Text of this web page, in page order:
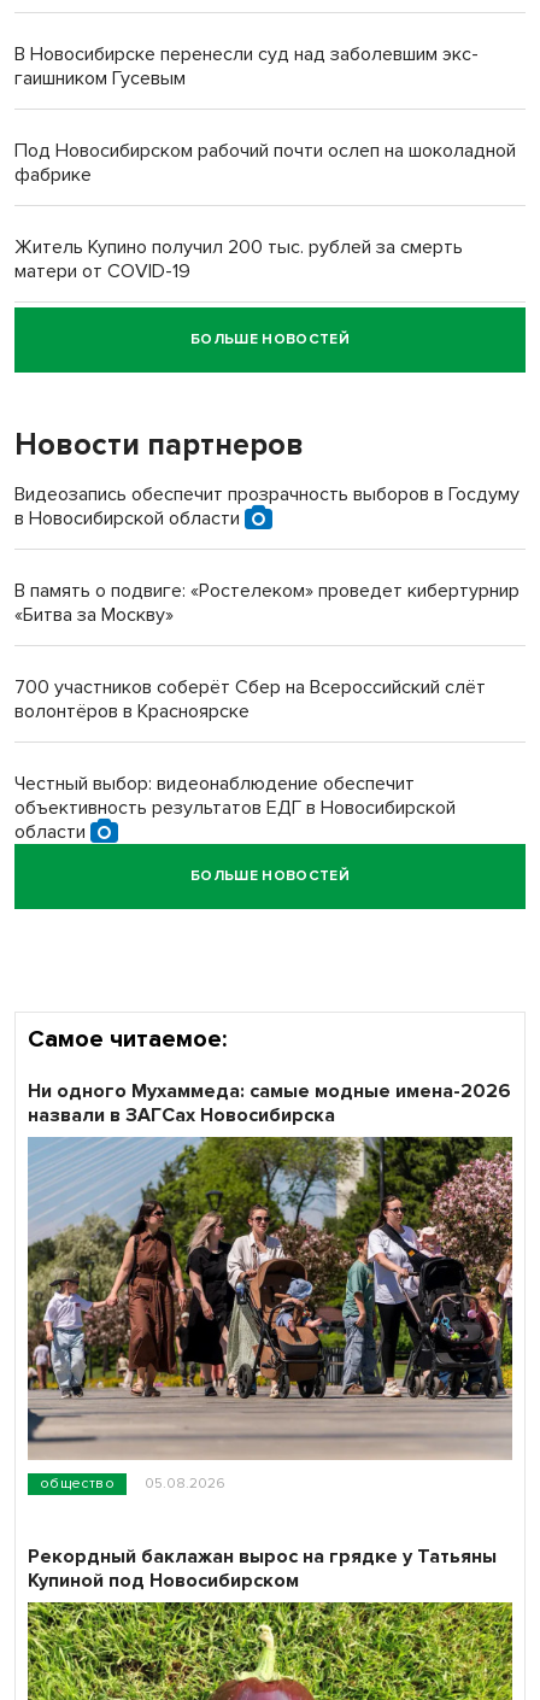
В Новосибирске перенесли суд над заболевшим экс-
гаишником Гусевым
Под Новосибирском рабочий почти ослеп на шоколадной
фабрике
Житель Купино получил 200 тыс. рублей за смерть
матери от COVID-19
Новосибирский суд наказал водителя за смерть
пенсионерки на вокзале
«Мы живём на пастбище!»: в новосибирском селе лошади
терроризируют жителей
Инвалид получил условный срок за избиение врачей
Новосибирский преподаватель с женой вошли в топ-16
Обновлённое отделение ВТБ открылось в Искитиме
БОЛЬШЕ НОВОСТЕЙ
Новости партнеров
Видеозапись обеспечит прозрачность выборов в Госдуму
в Новосибирской области
В память о подвиге: «Ростелеком» проведет кибертурнир
«Битва за Москву»
700 участников соберёт Сбер на Всероссийский слёт
волонтёров в Красноярске
Честный выбор: видеонаблюдение обеспечит
объективность результатов ЕДГ в Новосибирской
области
Кибертанки пошли в бой: «Ростелеком» объявляет
БОЛЬШЕ НОВОСТЕЙ
Самое читаемое:
общество 05.08.2026
Ни одного Мухаммеда: самые модные имена-2026
назвали в ЗАГСах Новосибирска
Рекордный баклажан вырос на грядке у Татьяны
Купиной под Новосибирском